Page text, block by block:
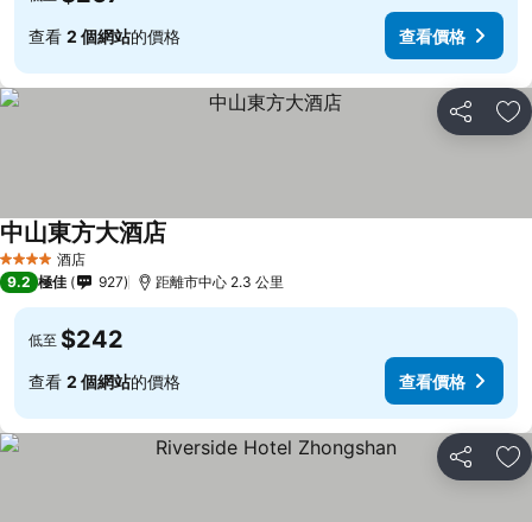
查看 2 個網站的價格 查看價格
分享 放
4 星級 酒店
中山東方大酒店
9.2 極佳 927 距離市中心 2.3 公里
低至 $242
查看 2 個網站的價格 查看價格
分享 放